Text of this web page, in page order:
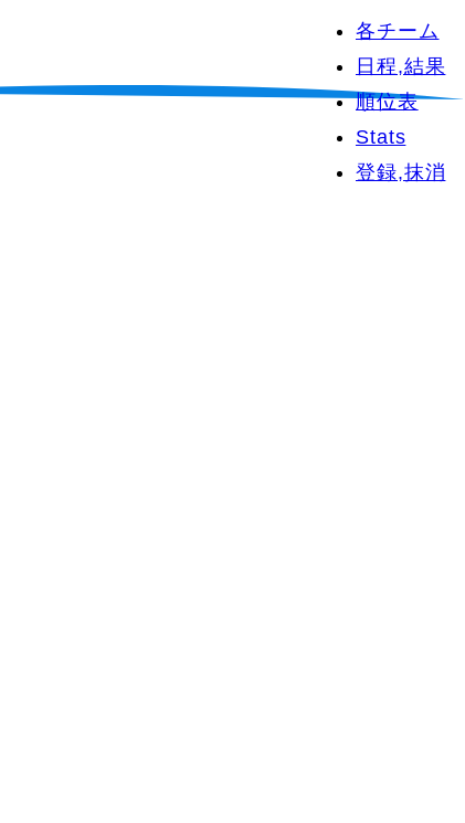
各チーム
日程,結果
順位表
Stats
登録,抹消